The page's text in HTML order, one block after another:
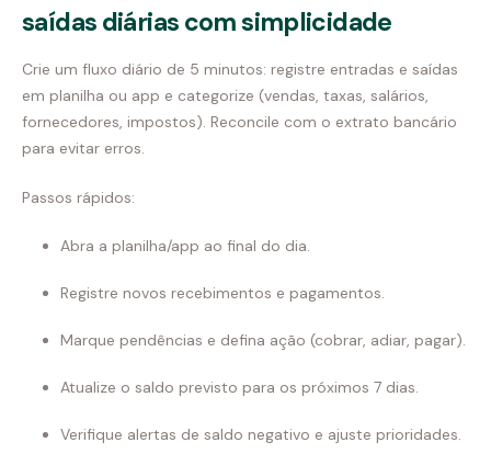
saídas diárias com simplicidade
Crie um fluxo diário de 5 minutos: registre entradas e saídas
em planilha ou app e categorize (vendas, taxas, salários,
fornecedores, impostos). Reconcile com o extrato bancário
para evitar erros.
Passos rápidos:
Abra a planilha/app ao final do dia.
Registre novos recebimentos e pagamentos.
Marque pendências e defina ação (cobrar, adiar, pagar).
Atualize o saldo previsto para os próximos 7 dias.
Verifique alertas de saldo negativo e ajuste prioridades.